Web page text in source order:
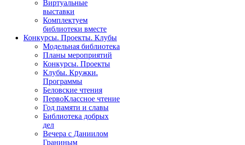
Виртуальные
выставки
Комплектуем
библиотеки вместе
Конкурсы. Проекты. Клубы
Модельная библиотека
Планы мероприятий
Конкурсы. Проекты
Клубы. Кружки.
Программы
Беловские чтения
ПервоКлассное чтение
Год памяти и славы
Библиотека добрых
дел
Вечера с Даниилом
Граниным